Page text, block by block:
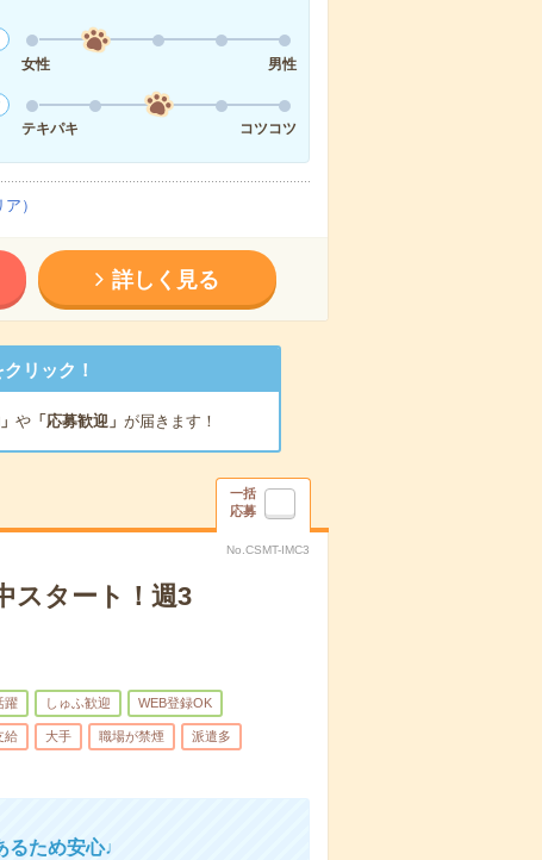
女性
男性
テキパキ
コツコツ
）
詳しく見る
リック！
や「応募歓迎」 が届きます！
一括
応募
No.CSMT-IMC3
スタート！週3
躍 しゅふ歓迎 WEB登録OK
給 大手 職場が禁煙 派遣多
るため安心♩